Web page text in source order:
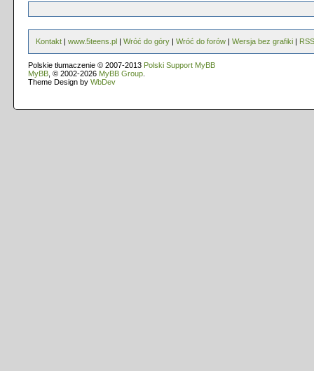
Kontakt | www.5teens.pl | Wróć do góry | Wróć do forów | Wersja bez grafiki | RSS
Polskie tłumaczenie © 2007-2013 Polski Support MyBB
MyBB , © 2002-2026 MyBB Group
Theme Design by WbDev